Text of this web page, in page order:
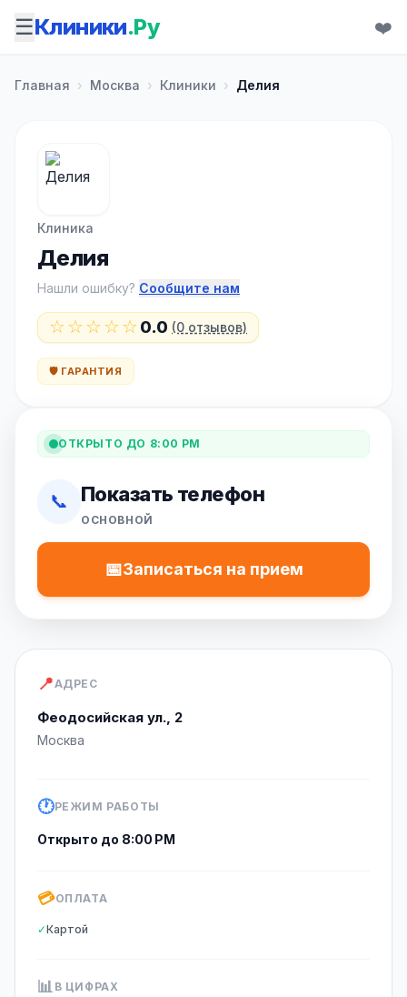
☰Клиники.Ру ❤️
Главная › Москва › Клиники › Делия
Клиника
Делия
Нашли ошибку? Сообщите нам
☆☆☆☆☆0.0 (0 отзывов)
🛡️ ГАРАНТИЯ
ОТКРЫТО ДО 8:00 PM
📞 Показать телефон
ОСНОВНОЙ
📅Записаться на прием
📍АДРЕС
Феодосийская ул., 2
Москва
🕐РЕЖИМ РАБОТЫ
Открыто до 8:00 PM
💳ОПЛАТА
✓Картой
📊 В ЦИФРАХ